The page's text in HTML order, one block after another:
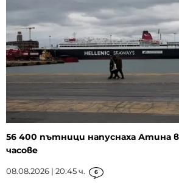
56 400 пътници напуснаха Атина
часове
08.08.2026 | 20:45 ч. 6